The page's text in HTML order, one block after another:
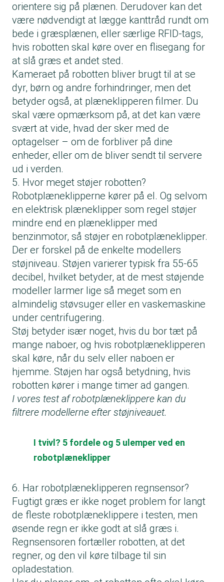
orientere sig på plænen. Derudover kan det
være nødvendigt at lægge kanttråd rundt om
bede i græsplænen, eller særlige RFID-tags,
hvis robotten skal køre over en flisegang for
at slå græs et andet sted.
Kameraet på robotten bliver brugt til at se
dyr, børn og andre forhindringer, men det
betyder også, at plæneklipperen filmer. Du
skal være opmærksom på, at det kan være
svært at vide, hvad der sker med de
optagelser – om de forbliver på dine
enheder, eller om de bliver sendt til servere
ud i verden.
5. Hvor meget støjer robotten?
Robotplæneklipperne kører på el. Og selvom
en elektrisk plæneklipper som regel støjer
mindre end en plæneklipper med
benzinmotor, så støjer en robotplæneklipper.
Der er forskel på de enkelte modellers
støjniveau. Støjen varierer typisk fra 55-65
decibel, hvilket betyder, at de mest støjende
modeller larmer lige så meget som en
almindelig støvsuger eller en vaskemaskine
under centrifugering.
Støj betyder især noget, hvis du bor tæt på
mange naboer, og hvis robotplæneklipperen
skal køre, når du selv eller naboen er
hjemme. Støjen har også betydning, hvis
robotten kører i mange timer ad gangen.
I vores test af robotplæneklippere kan du
filtrere modellerne efter støjniveauet.
I tvivl? 5 fordele og 5 ulemper ved en
robotplæneklipper
6. Har robotplæneklipperen regnsensor?
Fugtigt græs er ikke noget problem for langt
de fleste robotplæneklippere i testen, men
øsende regn er ikke godt at slå græs i.
Regnsensoren fortæller robotten, at det
regner, og den vil køre tilbage til sin
opladestation.